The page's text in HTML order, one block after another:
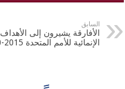
السابق
الأفارقة يشيرون إلى الأهداف
الإنمائية للأمم المتحدة 2015-2030